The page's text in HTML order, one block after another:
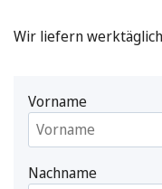
Wir liefern
Vorname
Nachname